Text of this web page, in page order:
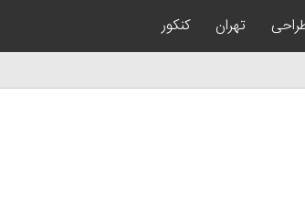
تهران کنکور